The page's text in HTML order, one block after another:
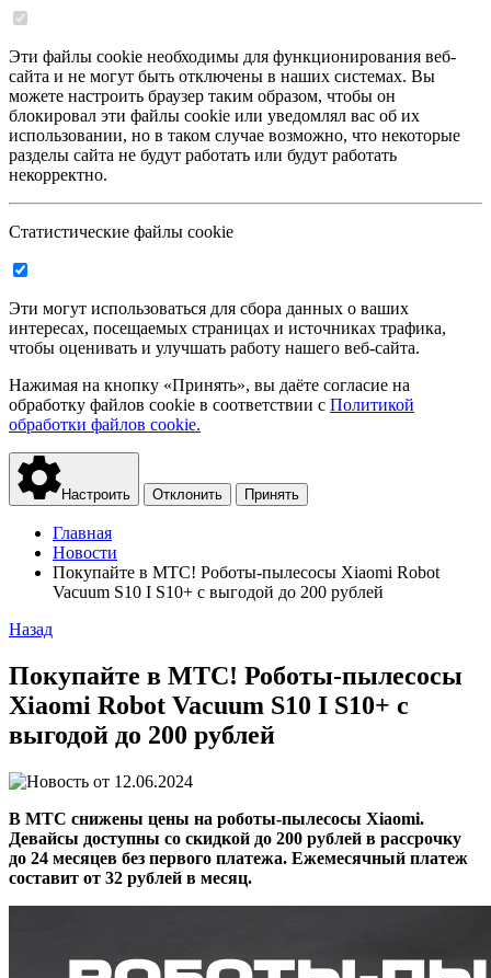
Эти файлы cookie необходимы для функционирования веб-
сайта и не могут быть отключены в наших системах. Вы
можете настроить браузер таким образом, чтобы он
блокировал эти файлы cookie или уведомлял вас об их
использовании, но в таком случае возможно, что некоторые
разделы сайта не будут работать или будут работать
некорректно.
Статистические файлы cookie
Эти могут использоваться для сбора данных о ваших
интересах, посещаемых страницах и источниках трафика,
чтобы оценивать и улучшать работу нашего веб-сайта.
Нажимая на кнопку «Принять», вы даёте согласие на
обработку файлов cookie в соответствии с Политикой
обработки файлов cookie.
Настроить Отклонить Принять
Главная
Новости
Покупайте в МТС! Роботы-пылесосы Xiaomi Robot
Vacuum S10 I S10+ с выгодой до 200 рублей
Назад
Покупайте в МТС! Роботы-пылесосы
Xiaomi Robot Vacuum S10 I S10+ с
выгодой до 200 рублей
12.06.2024
В МТС снижены цены на роботы-пылесосы Xiaomi.
Девайсы доступны со скидкой до 200 рублей в рассрочку
до 24 месяцев без первого платежа. Ежемесячный платеж
составит от 32 рублей в месяц.